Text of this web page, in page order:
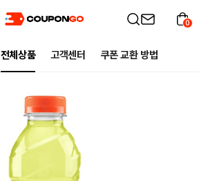
전체상품 고객센터 쿠폰 교환 방법
0